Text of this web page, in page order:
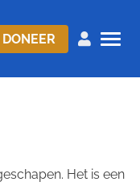
DONEER
Het is een